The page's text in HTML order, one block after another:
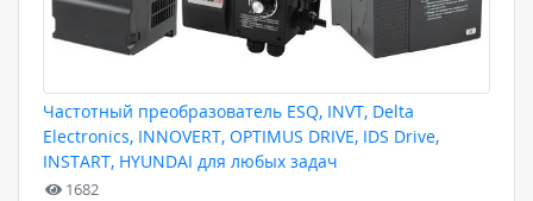
Частотный преобразователь ESQ, INVT, Delta
Electronics, INNOVERT, OPTIMUS DRIVE, IDS Drive,
INSTART, HYUNDAI для любых задач
1682